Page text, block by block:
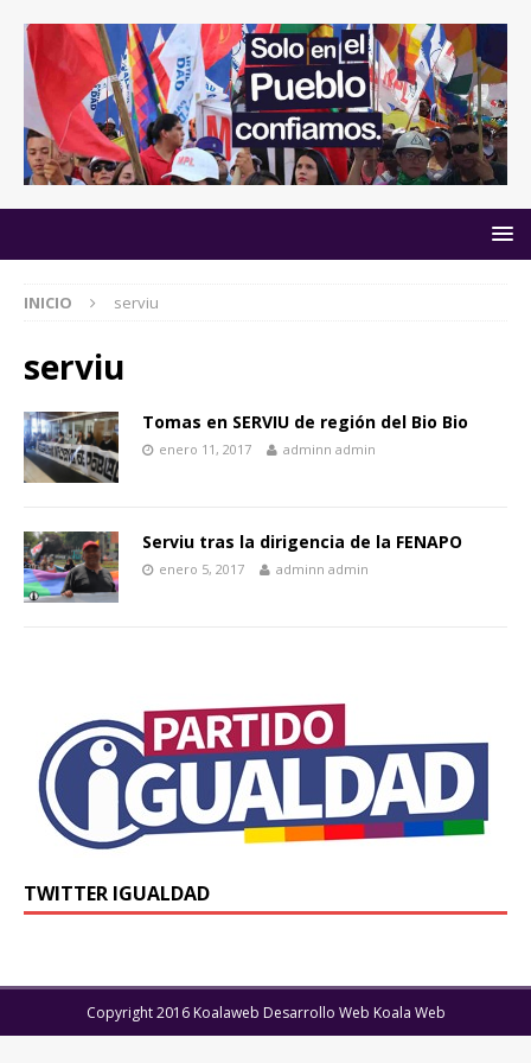
INICIO serviu
serviu
Tomas en SERVIU de región del Bio Bio
enero 11, 2017 adminn admin
Serviu tras la dirigencia de la FENAPO
enero 5, 2017 adminn admin
TWITTER IGUALDAD
Copyright 2016 Koalaweb Desarrollo Web Koala Web